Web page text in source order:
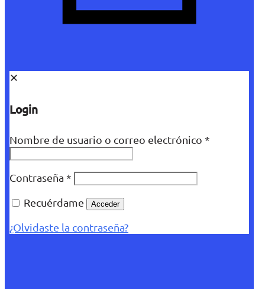
✕
Login
Nombre de usuario o correo electrónico *
Contraseña *
Recuérdame
Acceder
¿Olvidaste la contraseña?